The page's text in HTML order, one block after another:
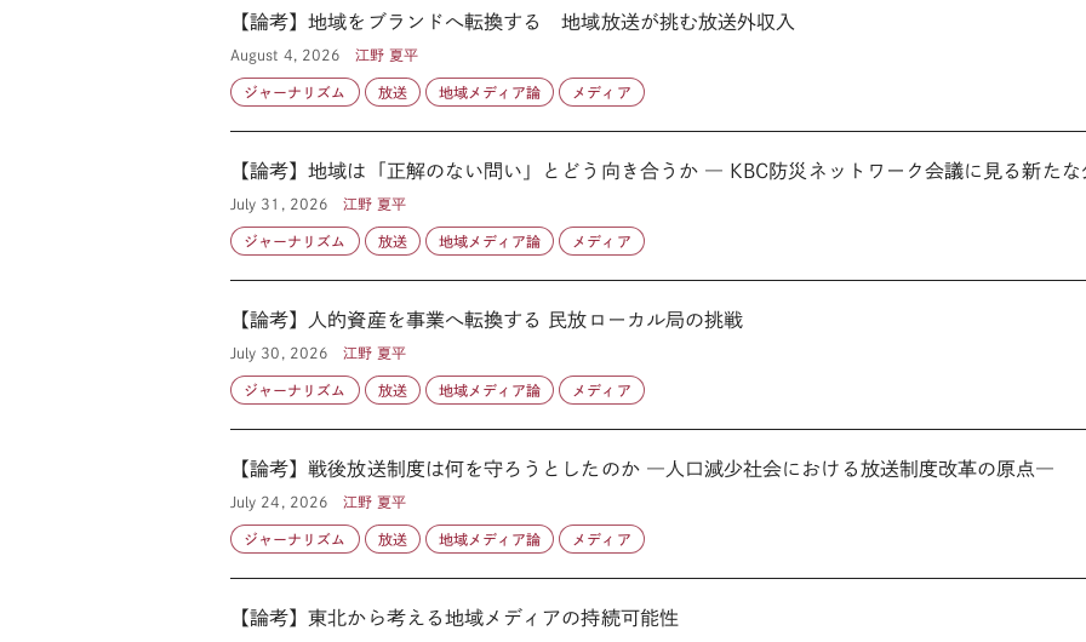
【論考】地域をブランドへ転換する 地域放送が挑む放送外収入
August 4, 2026 江野 夏平
ジャーナリズム 放送 地域メディア論 メディア
【論考】地域は「正解のない問い」とどう向き合うか ― KBC防災ネットワーク会議に見る新たな
July 31, 2026 江野 夏平
ジャーナリズム 放送 地域メディア論 メディア
【論考】人的資産を事業へ転換する 民放ローカル局の挑戦
July 30, 2026 江野 夏平
ジャーナリズム 放送 地域メディア論 メディア
【論考】戦後放送制度は何を守ろうとしたのか ―人口減少社会における放送制度改革の原点―
July 24, 2026 江野 夏平
ジャーナリズム 放送 地域メディア論 メディア
【論考】東北から考える地域メディアの持続可能性